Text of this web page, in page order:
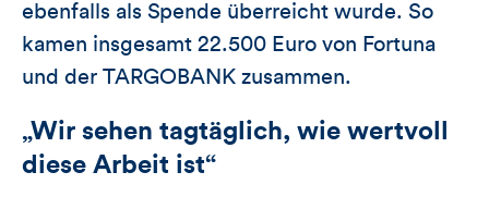
ebenfalls als Spende überreicht wurde. So
kamen insgesamt 22.500 Euro von Fortuna
und der TARGOBANK zusammen.
„Wir sehen tagtäglich, wie wertvoll
diese Arbeit ist“